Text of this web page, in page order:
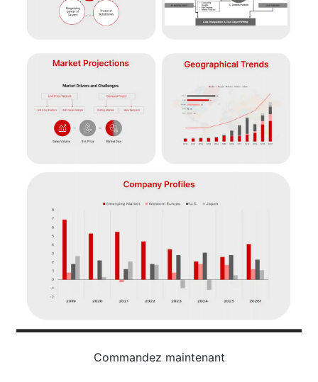
Commandez maintenant